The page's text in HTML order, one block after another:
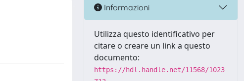
Informazioni
Utilizza questo identificativo per
citare o creare un link a questo
documento:
https://hdl.handle.net/11568/1023